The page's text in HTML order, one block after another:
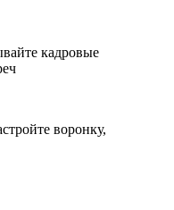
кадровые
воронку,